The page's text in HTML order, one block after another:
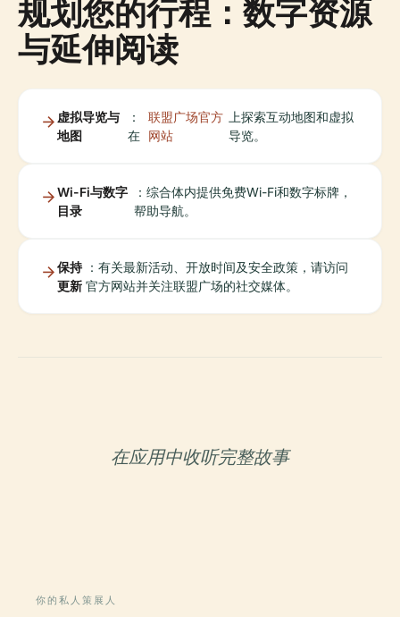
规划您的行程：数字资源
与延伸阅读
虚拟导览与
地图
：
在
联盟广场官方
网站
上探索互动地图和虚拟
导览。
Wi-Fi与数字
目录
：综合体内提供免费Wi-Fi和数字标牌，
帮助导航。
保持
更新
：有关最新活动、开放时间及安全政策，请访问
官方网站并关注联盟广场的社交媒体。
在应用中收听完整故事
你的私人策展人